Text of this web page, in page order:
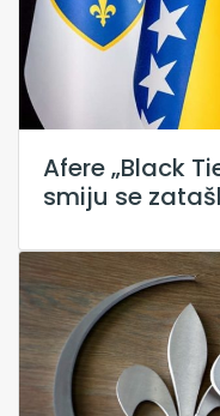
Afere „Black
smiju se